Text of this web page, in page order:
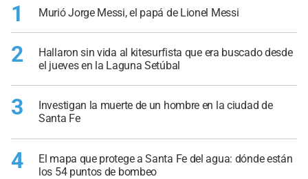
1 Murió Jorge Messi, el papá de Lionel Messi
2
Hallaron sin vida al kitesurfista que era buscado desde
el jueves en la Laguna Setúbal
3
Investigan la muerte de un hombre en la ciudad de
Santa Fe
4
El mapa que protege a Santa Fe del agua: dónde están
los 54 puntos de bombeo